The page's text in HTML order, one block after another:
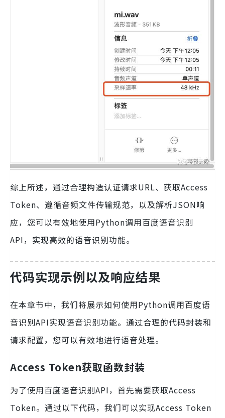
综上所述，通过合理构造认证请求URL、获取Access
Token、遵循音频文件传输规范，以及解析JSON响
应，您可以有效地使用Python调用百度语音识别
API，实现高效的语音识别功能。
代码实现示例以及响应结果
在本章节中，我们将展示如何使用Python调用百度语
音识别API实现语音识别功能。通过合理的代码封装和
请求配置，您可以有效地进行语音处理。
Access Token获取函数封装
为了使用百度语音识别API，首先需要获取Access
Token。通过以下代码，我们可以实现Access Token